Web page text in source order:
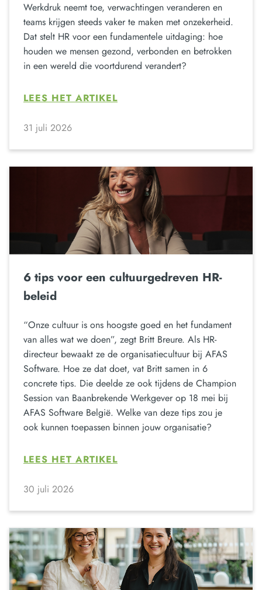
Werkdruk neemt toe, verwachtingen veranderen en
teams krijgen steeds vaker te maken met onzekerheid.
Dat stelt HR voor een fundamentele uitdaging: hoe
houden we mensen gezond, verbonden en betrokken
in een wereld die voortdurend verandert?
LEES HET ARTIKEL
31 juli 2026
6 tips voor een cultuurgedreven HR-
beleid
“Onze cultuur is ons hoogste goed en het fundament
van alles wat we doen”, zegt Britt Breure. Als HR-
directeur bewaakt ze de organisatiecultuur bij AFAS
Software. Hoe ze dat doet, vat Britt samen in 6
concrete tips. Die deelde ze ook tijdens de Champion
Session van Baanbrekende Werkgever op 18 mei bij
AFAS Software België. Welke van deze tips zou je
ook kunnen toepassen binnen jouw organisatie?
LEES HET ARTIKEL
30 juli 2026